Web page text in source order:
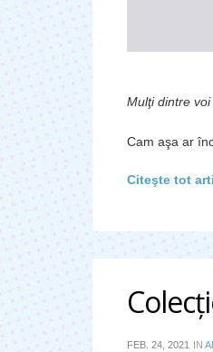
Mulţi dintre
Cam aşa ar
Citeşte tot
FEB. 24, 2021 IN